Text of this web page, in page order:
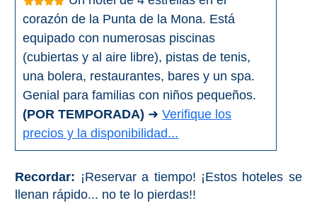
Top Hoteles
Hostals
Villas
Privadas
Campings
LOS
corazón de la Punta de la Mona. Está
equipado con numerosas piscinas
(cubiertas y al aire libre), pistas de tenis,
una bolera, restaurantes, bares y un spa.
Genial para familias con niños pequeños.
(POR TEMPORADA) ➜Verifique los
precios y la disponibilidad...
Recordar: ¡Reservar a tiempo! ¡Estos hoteles se
llenan rápido... no te lo pierdas!!